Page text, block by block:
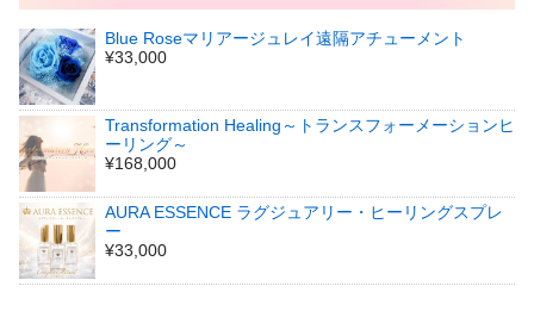
Blue Roseマリアージュレイ遠隔アチューメント
¥33,000
Transformation Healing～トランスフォーメーションヒ
ーリング～
¥168,000
AURA ESSENCE ラグジュアリー・ヒーリングスプレ
ー
¥33,000